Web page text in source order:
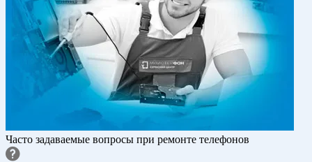
Часто задаваемые вопросы при ремонте телефонов